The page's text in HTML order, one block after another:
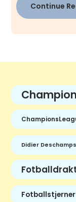
Continue
Didier Deschamps
Fotballstjerner